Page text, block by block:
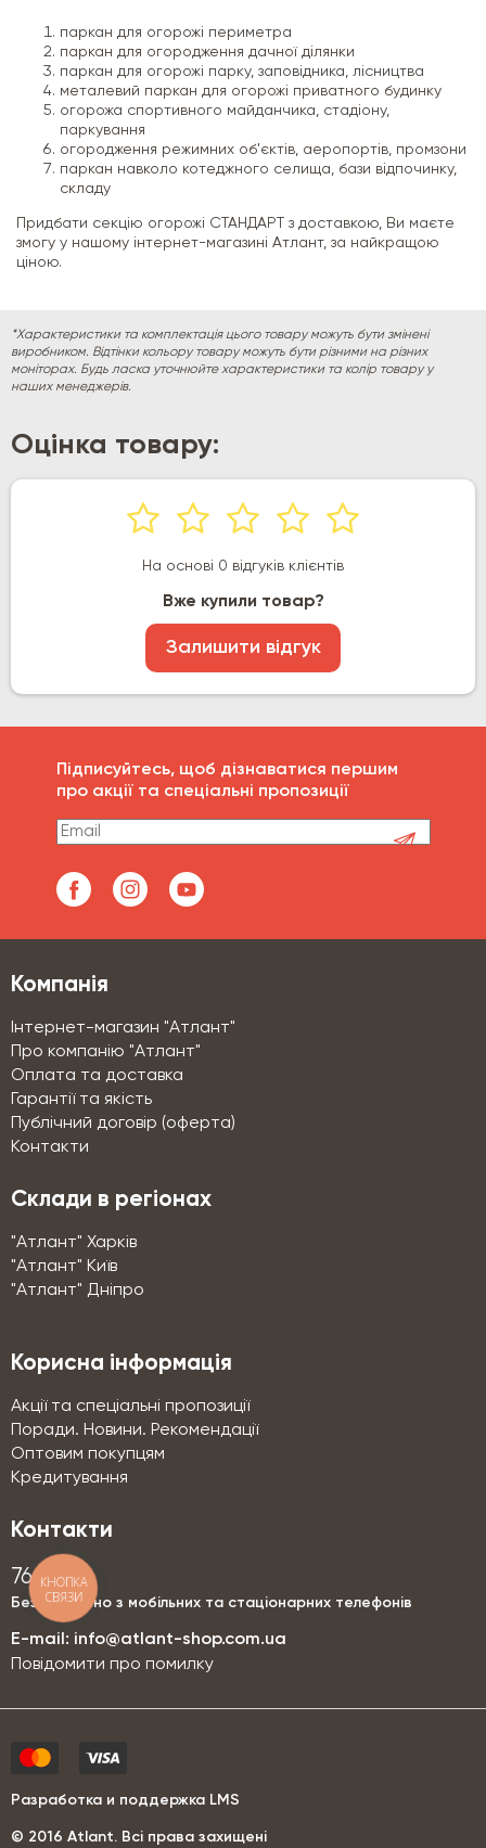
паркан для огорожі периметра
паркан для огородження дачної ділянки
паркан для огорожі парку, заповідника, лісництва
металевий паркан для огорожі приватного будинку
огорожа спортивного майданчика, стадіону,
паркування
огородження режимних об'єктів, аеропортів, промзони
паркан навколо котеджного селища, бази відпочинку,
складу
Придбати секцію огорожі СТАНДАРТ з доставкою, Ви маєте
змогу у нашому інтернет-магазині Атлант, за найкращою
ціною.
*Характеристики та комплектація цього товару можуть бути змінені
виробником. Відтінки кольору товару можуть бути різними на різних
моніторах. Будь ласка уточнюйте характеристики та колір товару у
наших менеджерів.
Оцінка товару:
На основі 0 відгуків клієнтів
Вже купили товар?
Залишити відгук
Підписуйтесь, щоб дізнаватися першим
про акції та спеціальні пропозиції
Компанія
Інтернет-магазин "Атлант"
Про компанію "Атлант"
Оплата та доставка
Гарантії та якість
Публічний договір (оферта)
Контакти
Склади в регіонах
"Атлант" Харків
"Атлант" Київ
"Атлант" Дніпро
Корисна інформація
Акції та спеціальні пропозиції
Поради. Новини. Рекомендації
Оптовим покупцям
Кредитування
Контакти
76-76
Безкоштовно з мобільних та стаціонарних телефонів
E-mail: info@atlant-shop.com.ua
Повідомити про помилку
© 2016 Аtlant. Всі права захищені
Разработка и поддержка LMS
КНОПКА
СВЯЗИ